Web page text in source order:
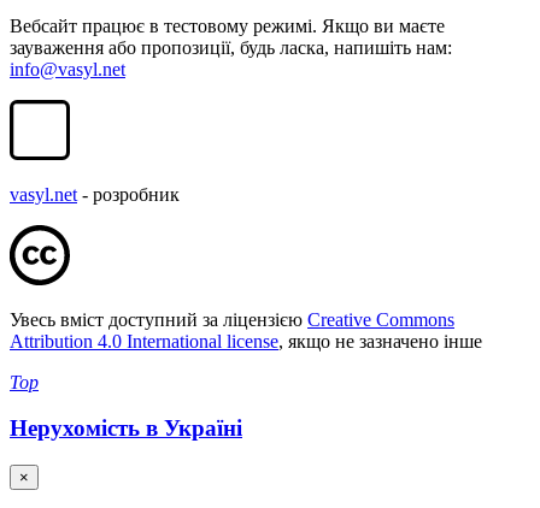
Вебсайт працює в тестовому режимі. Якщо ви маєте
зауваження або пропозиції, будь ласка, напишіть нам:
info@vasyl.net
vasyl.net - розробник
Увесь вміст доступний за ліцензією Creative Commons
Attribution 4.0 International license, якщо не зазначено інше
Top
Нерухомість в Україні
×